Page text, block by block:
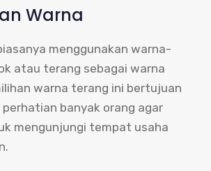
Warna
menggunakan warna-
atau terang sebagai warna
warna terang ini bertujuan
banyak orang agar
mengunjungi tempat usaha